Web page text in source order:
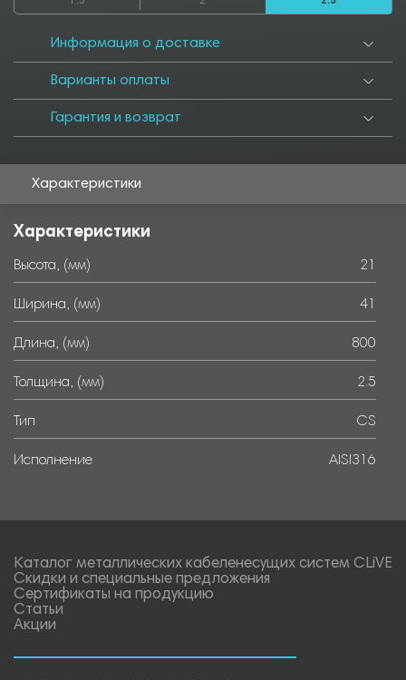
Информация о доставке
Варианты оплаты
Гарантия и возврат
Характеристики
Характеристики
Высота, (мм) 21
Ширина, (мм) 41
Длина, (мм) 800
Толщина, (мм) 2.5
Тип CS
Исполнение AISI316
Каталог металлических кабеленесущих систем CLiVE
Скидки и специальные предложения
Сертификаты на продукцию
Статьи
Акции